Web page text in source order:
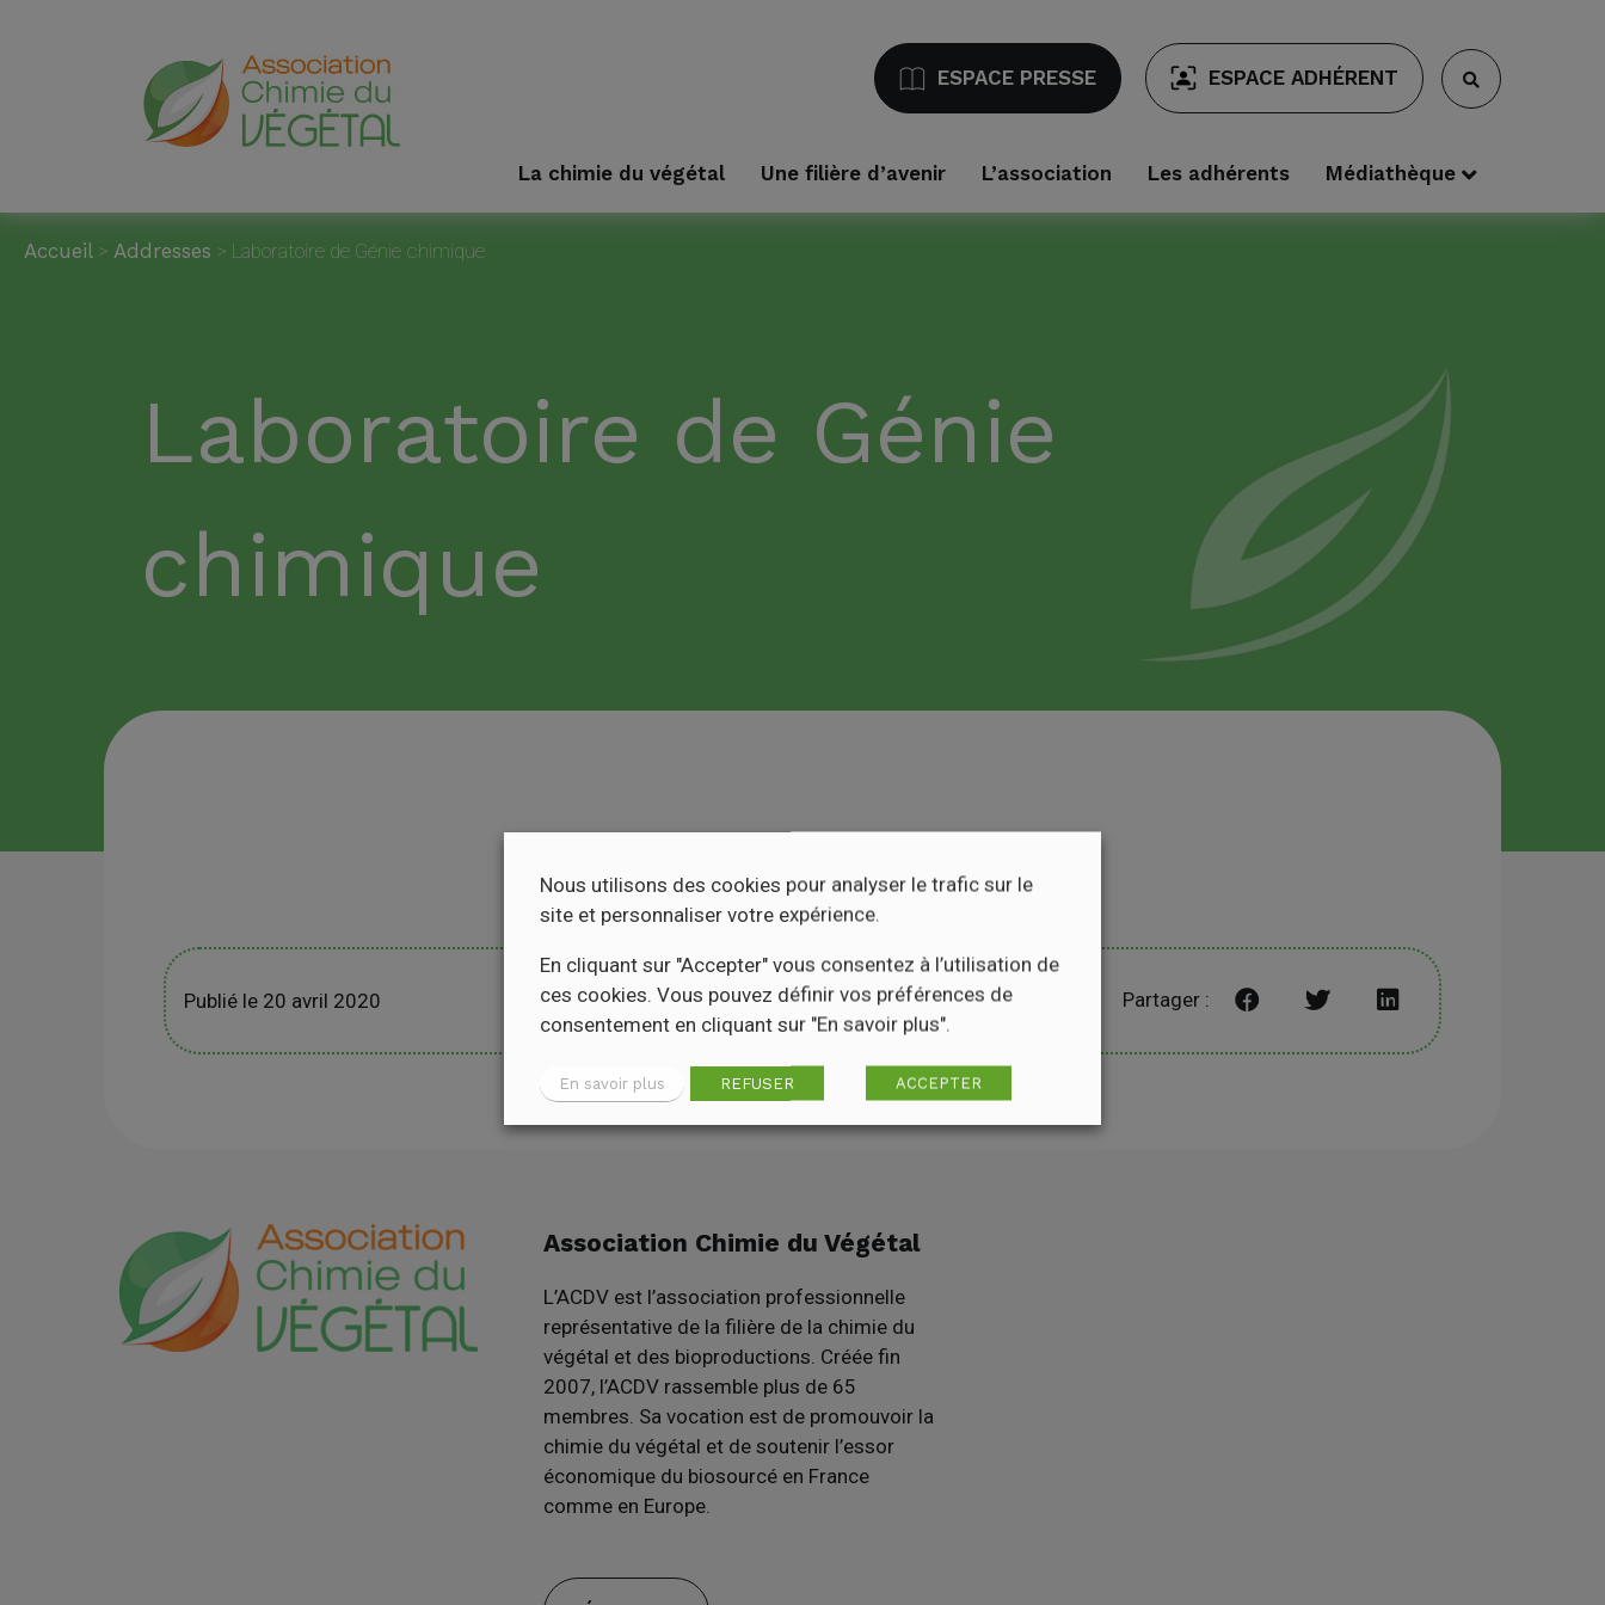
ESPACE PRESSE ESPACE ADHÉRENT
La chimie du végétal Une filière d’avenir L’association Les adhérents Médiathèque
Accueil > Addresses > Laboratoire de Génie chimique
Laboratoire de Génie
chimique
Publié le 20 avril 2020 Partager :
Association Chimie du Végétal
L’ACDV est l’association professionnelle
représentative de la filière de la chimie du
végétal et des bioproductions. Créée fin
2007, l’ACDV rassemble plus de 65
membres. Sa vocation est de promouvoir la
chimie du végétal et de soutenir l’essor
économique du biosourcé en France
comme en Europe.
Nous utilisons des cookies pour analyser le trafic sur le
site et personnaliser votre expérience.
En cliquant sur "Accepter" vous consentez à l’utilisation de
ces cookies. Vous pouvez définir vos préférences de
consentement en cliquant sur "En savoir plus".
En savoir plus REFUSER ACCEPTER